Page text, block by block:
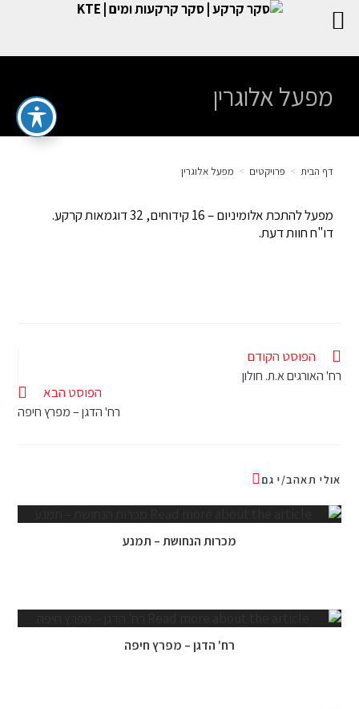
מפעל אלוגרין
דף הבית > פרויקטים > מפעל אלוגרין
מפעל להתכת אלומיניום – 16 קידוחים, 32 דוגמאות קרקע.
דו"ח חוות דעת.
הפוסט הקודם
רח' האורגים א.ת. חולון
הפוסט הבא
רח' הדגן – מפרץ חיפה
אולי תאהב/י גם
מכרות הנחושת – תמנע
רח' הדגן – מפרץ חיפה